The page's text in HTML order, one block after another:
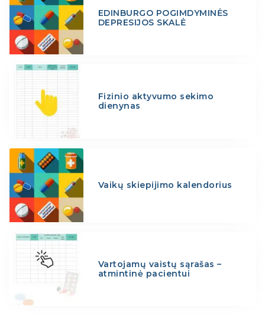
EDINBURGO POGIMDYMINĖS
DEPRESIJOS SKALĖ
Fizinio aktyvumo sekimo
dienynas
Vaikų skiepijimo kalendorius
Vartojamų vaistų sąrašas –
atmintinė pacientui